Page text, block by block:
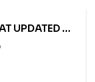
UPDATED BE